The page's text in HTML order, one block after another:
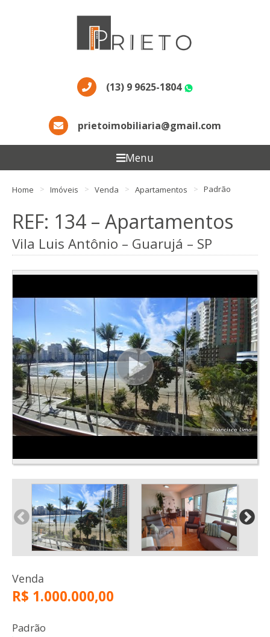
(13) 9 9625-1804
prietoimobiliaria@gmail.com
Menu
Home Imóveis Venda Apartamentos Padrão
REF: 134 – Apartamentos
Vila Luis Antônio – Guarujá – SP
Venda
R$ 1.000.000,00
Padrão